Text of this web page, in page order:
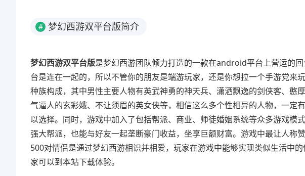
# 梦幻西游双平台版简介
梦幻西游双平台版是梦幻西游团队倾力打造的一款在android平台上营运的
台是连在一起的，所以不管你的朋友是端游玩家，还是你想拉一个手游党来
种族构成，其中男性主要人物有英武神勇的神天兵、潇洒飘逸的剑侠客、憨
气逼人的玄彩娥、不让须眉的英女侠等，相信这么多个性相异的人物，一定
以选择。同时，游戏中加入了包括帮派、商业、师徒婚姻系统等众多游戏模
强大帮派，也能与好友一起垄断豪门收益，坐享巨额财富。游戏中最让人称
500对情侣是通过梦幻西游相识并相爱，玩家在游戏中能够实现类似生活中
家可以到本站下载体验。